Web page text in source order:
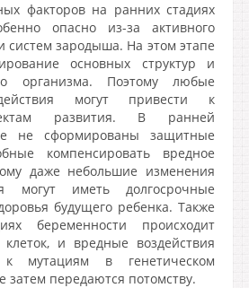
факторов на ранних стадиях
опасно из-за активного
систем зародыша. На этом этапе
основных структур и
организма. Поэтому любые
могут привести к
развития. В ранней
не сформированы защитные
компенсировать вредное
даже небольшие изменения
могут иметь долгосрочные
будущего ребенка. Также
беременности происходит
и вредные воздействия
мутациям в генетическом
затем передаются потомству.